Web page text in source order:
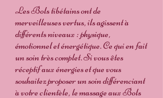
Les Bols tibétains ont de
merveilleuses vertus, ils agissent à
différents niveaux : physique,
émotionnel et énergétique. Ce qui en fait
un soin très complet. Si vous êtes
réceptif aux énergies et que vous
souhaitez proposer un soin différenciant
à votre clientèle, le massage aux Bols